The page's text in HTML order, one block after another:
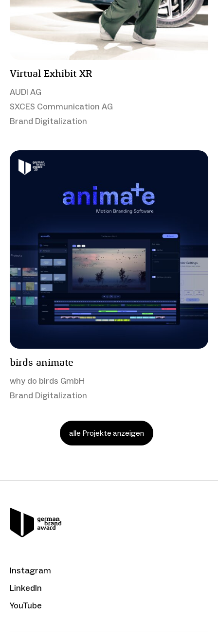
Virtual Exhibit XR
AUDI AG
SXCES Communication AG
Brand Digitalization
birds animate
why do birds GmbH
Brand Digitalization
alle Projekte anzeigen
Instagram
LinkedIn
YouTube